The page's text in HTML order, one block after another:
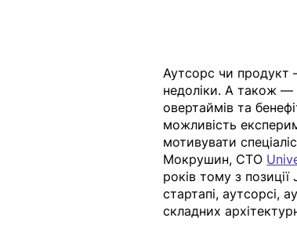
Аутсорс чи продукт
недоліки. А також —
овертаймів та
можливість
мотивувати
Мокрушин, CTO
років тому з
стартапі, аутсорсі,
складних